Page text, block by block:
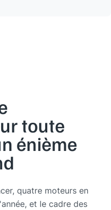
toute
énième
quatre moteurs en
et le cadre des